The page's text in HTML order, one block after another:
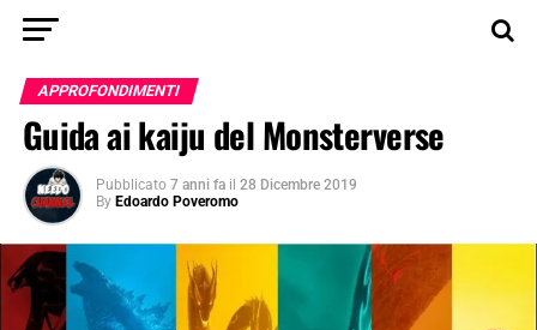
APPROFONDIMENTI
Guida ai kaiju del Monsterverse
Pubblicato 7 anni fa il 28 Dicembre 2019
By Edoardo Poveromo